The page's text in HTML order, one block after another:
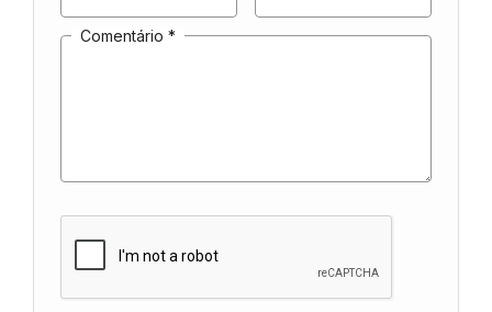
Comentário *